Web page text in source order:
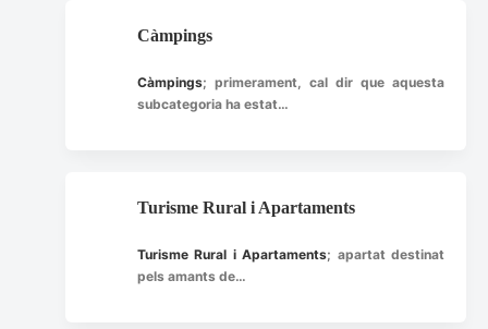
Càmpings
Càmpings; primerament, cal dir que aquesta
subcategoria ha estat…
Turisme Rural i Apartaments
Turisme Rural i Apartaments; apartat destinat
pels amants de…